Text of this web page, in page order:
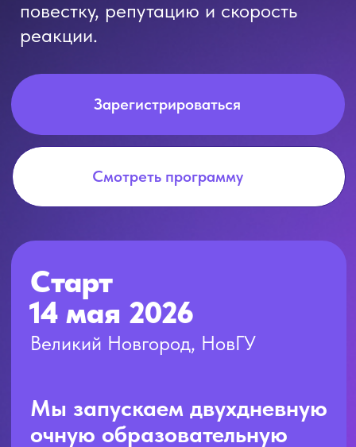
Старт
14 мая 2026
Великий Новгород, НовГУ
Мы запускаем двухдневную
очную образовательную
программу, где ИИ
разбирается на практике —
Очно
50% теория / 50%
практика